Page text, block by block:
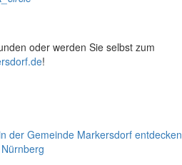
oder werden Sie selbst zum
!